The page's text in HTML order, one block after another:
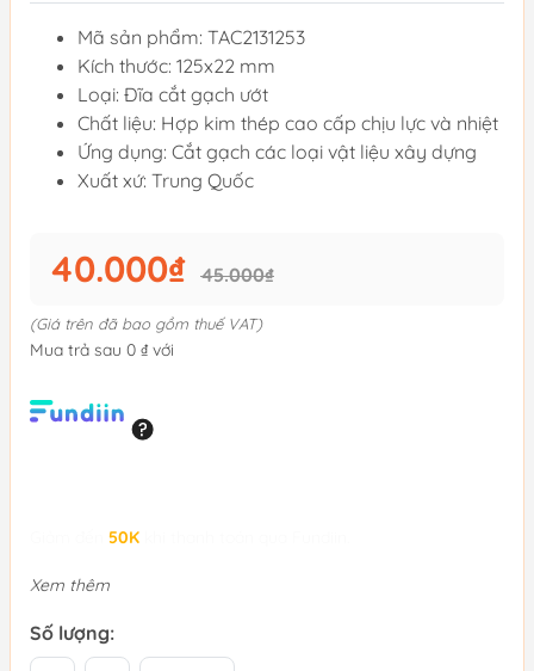
Mã sản phẩm: TAC2131253
Kích thước: 125x22 mm
Loại: Đĩa cắt gạch ướt
Chất liệu: Hợp kim thép cao cấp chịu lực và nhiệt
Ứng dụng: Cắt gạch các loại vật liệu xây dựng
Xuất xứ: Trung Quốc
40.000₫ 45.000₫
(Giá trên đã bao gồm thuế VAT)
Mua trả sau 0 ₫ với
50K
Xem thêm
Số lượng: